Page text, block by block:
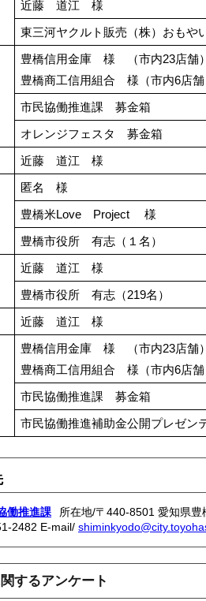
近藤 道江 様
東三河ヤクルト販売（株）おも
豊橋信用金庫 様 （市内23店舗）
豊橋商工信用組合 様（市内6店
市民協働推進課 募金箱
オレンジフェスタ 募金箱
近藤 道江 様
匿名 様
豊橋米Love Project 様
豊橋市役所 有志（１名）
近藤 道江 様
豊橋市役所 有志（219名）
近藤 道江 様
豊橋信用金庫 様 （市内23店舗）
豊橋商工信用組合 様（市内6店
市民協働推進課 募金箱
市民協働推進補助金公開プレゼ
働推進課
所在地/〒440-8501 愛知県
2482 E-mail/
するアンケート